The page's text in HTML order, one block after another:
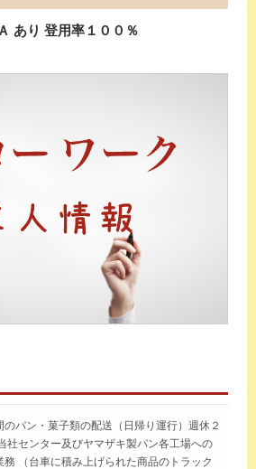
あり 登用率１００％
のパン・菓子類の配送（日帰り運行）週休２
社センター及びヤマザキ製パン各工場への
務 （台車に積み上げられた商品のトラック